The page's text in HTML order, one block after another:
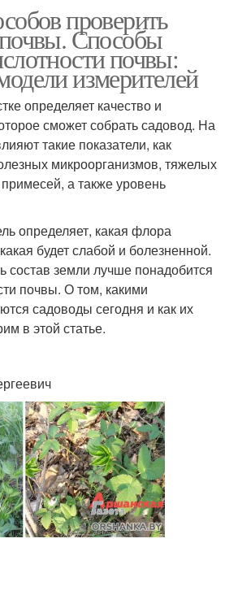
проверить
Способы
почвы:
измерителей
определяет качество и
сможет собрать садовод. На
такие показатели, как
микроорганизмов, тяжелых
а также уровень
определяет, какая флора
будет слабой и болезненной.
состав земли лучше понадобится
почвы. О том, какими
садоводы сегодня и как их
в этой статье.